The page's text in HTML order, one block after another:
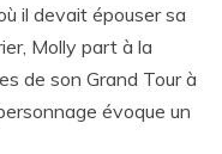
il devait épouser sa
Molly part à la
de son Grand Tour à
évoque un